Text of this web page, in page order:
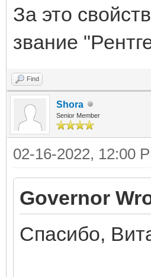
За это
звание
Find
Shora
Senior Member
02-16-2022, 12:00
Governor
Спасибо,